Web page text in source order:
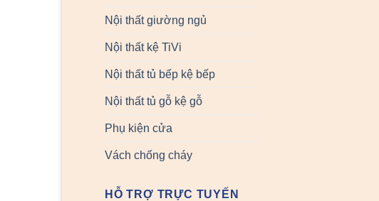
Nội thất giường ngủ
Nội thất kệ TiVi
Nội thất tủ bếp kệ bếp
Nội thất tủ gỗ kệ gỗ
Phụ kiện cửa
Vách chống cháy
HỖ TRỢ TRỰC TUYẾN